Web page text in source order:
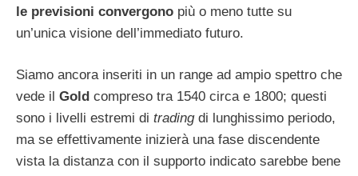
le previsioni convergono più o meno tutte su
un’unica visione dell’immediato futuro.
Siamo ancora inseriti in un range ad ampio spettro che
vede il Gold compreso tra 1540 circa e 1800; questi
sono i livelli estremi di tradingdi lunghissimo periodo,
ma se effettivamente inizierà una fase discendente
vista la distanza con il supporto indicato sarebbe bene